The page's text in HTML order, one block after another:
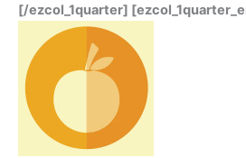
[/ezcol_1quarter]